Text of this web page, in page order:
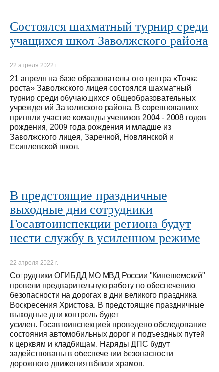
Состоялся шахматный турнир среди
учащихся школ Заволжского района
22 апреля 2022 г.
21 апреля на базе образовательного центра «Точка
роста» Заволжского лицея состоялся шахматный
турнир среди обучающихся общеобразовательных
учреждений Заволжского района. В соревнованиях
приняли участие команды учеников 2004 - 2008 годов
рождения, 2009 года рождения и младше из
Заволжского лицея, Заречной, Новлянской и
Есиплевской школ.
В предстоящие праздничные
выходные дни сотрудники
Госавтоинспекции региона будут
нести службу в усиленном режиме
22 апреля 2022 г.
Сотрудники ОГИБДД МО МВД России "Кинешемский"
провели предварительную работу по обеспечению
безопасности на дорогах в дни великого праздника
Воскресения Христова. В предстоящие праздничные
выходные дни контроль будет
усилен. Госавтоинспекцией проведено обследование
состояния автомобильных дорог и подъездных путей
к церквям и кладбищам. Наряды ДПС будут
задействованы в обеспечении безопасности
дорожного движения вблизи храмов.